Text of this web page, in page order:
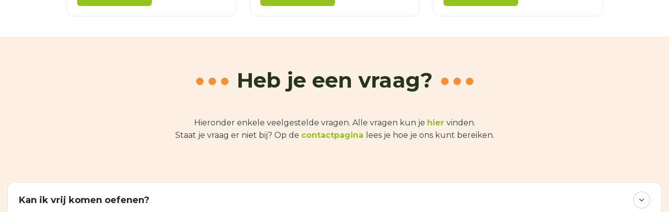
Heb je een vraag?
Hieronder enkele veelgestelde vragen. Alle vragen kun je hier vinden.
Staat je vraag er niet bij? Op de contactpagina lees je hoe je ons kunt bereiken.
Kan ik vrij komen oefenen?